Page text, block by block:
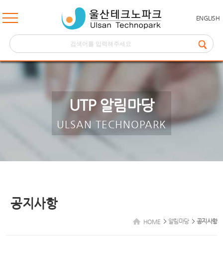
ENGLISH
UTP 알림마당
ULSAN TECHNOPARK
공지사항
HOME 알림마당 공지사항